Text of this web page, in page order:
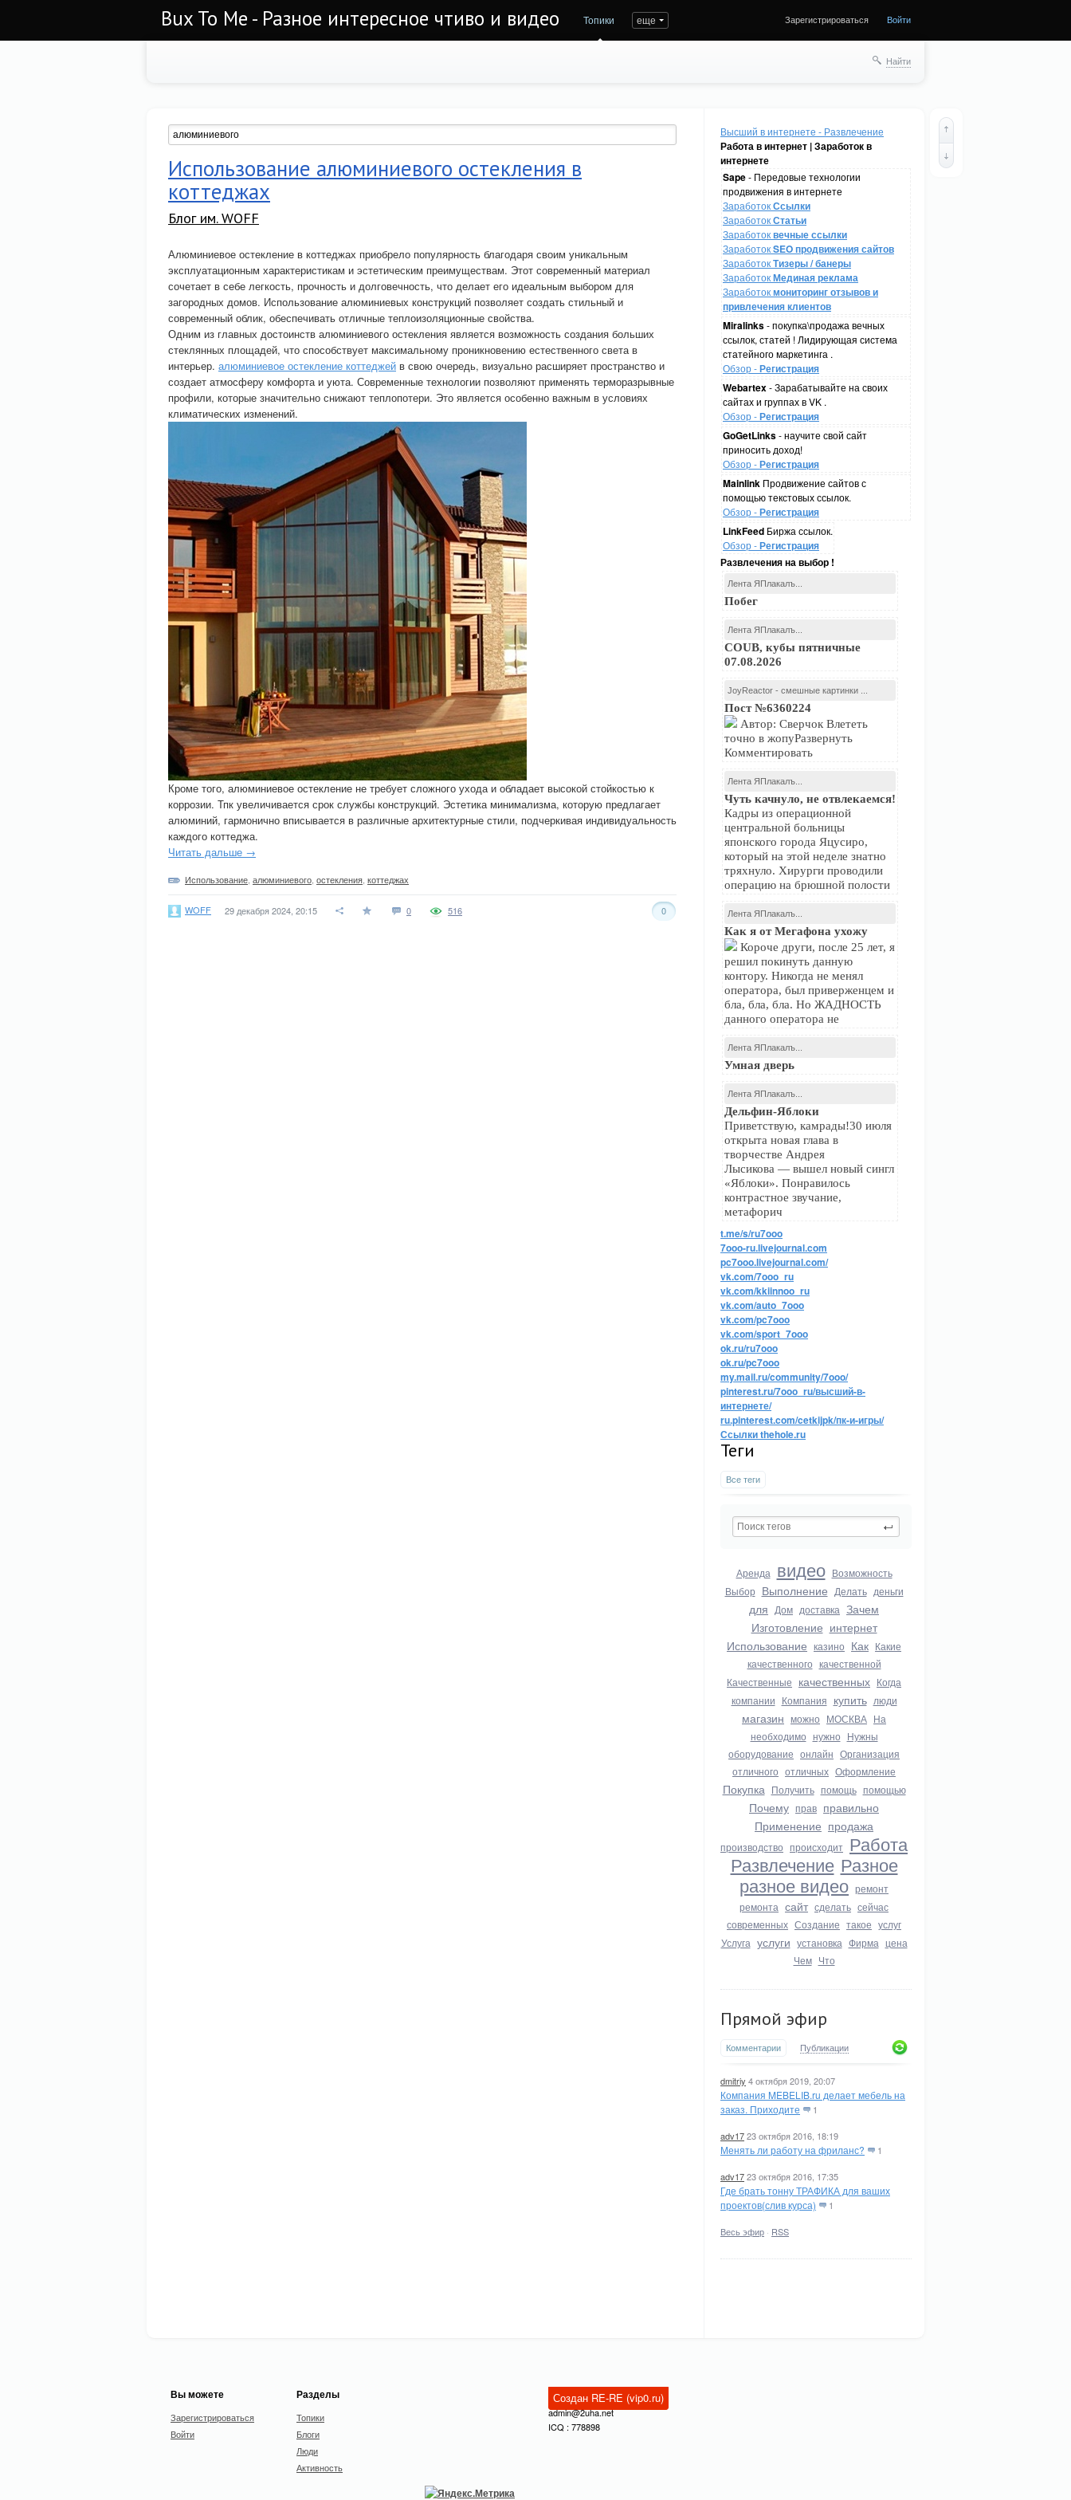
Bux To Me - Разное интересное чтиво и видео Топики еще Зарегистрироваться Войти
Найти
Высший в интернете - Развлечение
Работа в интернет | Заработок в
интернете
Sape- Передовые технологии
продвижения в интернете
ЗаработокСсылки
ЗаработокСтатьи
Заработоквечные ссылки
ЗаработокSEO продвижения сайтов
ЗаработокТизеры / банеры
ЗаработокМединая реклама
Заработокмониторинг отзывов и
привлечения клиентов
Miralinks- покупка\продажа вечных
ссылок, статей ! Лидирующая система
статейного маркетинга .
Обзор -Регистрация
Webartex- Зарабатывайте на своих
сайтах и группах в VK .
Обзор -Регистрация
GoGetLinks- научите свой сайт
приносить доход!
Обзор -Регистрация
Mainlink Продвижение сайтов с
помощью текстовых ссылок.
Обзор -Регистрация
LinkFeed Биржа ссылок.
Обзор -Регистрация
Развлечения на выбор !
Лента ЯПлакалъ...
Побег
Лента ЯПлакалъ...
COUB, кубы пятничные
07.08.2026
JoyReactor - смешные картинки ...
Пост №6360224
Автор: Сверчок Влететь
точно в жопуРазвернуть
Комментировать
Лента ЯПлакалъ...
Чуть качнуло, не отвлекаемся!
Кадры из операционной
центральной больницы
японского города Яцусиро,
который на этой неделе знатно
тряхнуло. Хирурги проводили
операцию на брюшной полости
Лента ЯПлакалъ...
Как я от Мегафона ухожу
Короче други, после 25 лет, я
решил покинуть данную
контору. Никогда не менял
оператора, был приверженцем и
бла, бла, бла. Но ЖАДНОСТЬ
данного оператора не
Лента ЯПлакалъ...
Умная дверь
Лента ЯПлакалъ...
Дельфин-Яблоки
Приветствую, камрады!30 июля
открыта новая глава в
творчестве Андрея
Лысикова — вышел новый сингл
«Яблоки». Понравилось
контрастное звучание,
метафорич
t.me/s/ru7ooo
7ooo-ru.livejournal.com
pc7ooo.livejournal.com/
vk.com/7ooo_ru
vk.com/kkiinnoo_ru
vk.com/auto_7ooo
vk.com/pc7ooo
vk.com/sport_7ooo
ok.ru/ru7ooo
ok.ru/pc7ooo
my.mail.ru/community/7ooo/
pinterest.ru/7ooo_ru/высший-в-
интернете/
ru.pinterest.com/cetkijpk/пк-и-игры/
Ссылки thehole.ru
Теги
Все теги
Аренда видео Возможность
Выбор Выполнение Делать деньги
для Дом доставка Зачем
Изготовление интернет
Использование казино Как Какие
качественного качественной
Качественные качественных Когда
компании Компания купить люди
магазин можно МОСКВА На
необходимо нужно Нужны
оборудование онлайн Организация
отличного отличных Оформление
Покупка Получить помощь помощью
Почему прав правильно
Применение продажа
производство происходит Работа
Развлечение Разное
разное видео ремонт
ремонта сайт сделать сейчас
современных Создание такое услуг
Услуга услуги установка Фирма цена
Чем Что
Прямой эфир
Комментарии Публикации
dmitriy 4 октября 2019, 20:07
Компания MEBELIB.ru делает мебель на
заказ. Приходите
1
adv1723 октября 2016, 18:19
Менять ли работу на фриланс? 1
adv1723 октября 2016, 17:35
Где брать тонну ТРАФИКА для ваших
проектов(слив курса)
1
Весь эфир · RSS
Использование алюминиевого остекления в
коттеджах
Блог им. WOFF
Алюминиевое остекление в коттеджах приобрело популярность благодаря своим уникальным
эксплуатационным характеристикам и эстетическим преимуществам. Этот современный материал
сочетает в себе легкость, прочность и долговечность, что делает его идеальным выбором для
загородных домов. Использование алюминиевых конструкций позволяет создать стильный и
современный облик, обеспечивать отличные теплоизоляционные свойства.
Одним из главных достоинств алюминиевого остекления является возможность создания больших
стеклянных площадей, что способствует максимальному проникновению естественного света в
интерьер. алюминиевое остекление коттеджей в свою очередь, визуально расширяет пространство и
создает атмосферу комфорта и уюта. Современные технологии позволяют применять терморазрывные
профили, которые значительно снижают теплопотери. Это является особенно важным в условиях
климатических изменений.
Кроме того, алюминиевое остекление не требует сложного ухода и обладает высокой стойкостью к
коррозии. Тпк увеличивается срок службы конструкций. Эстетика минимализма, которую предлагает
алюминий, гармонично вписывается в различные архитектурные стили, подчеркивая индивидуальность
каждого коттеджа.
Читать дальше →
Использование алюминиевого остекления коттеджах
WOFF 29 декабря 2024, 20:15 0 0
516
Вы можете
Зарегистрироваться
Войти
Разделы
Топики
Блоги
Люди
Активность
Создан RE-RE (vip0.ru)
admin@2uha.net
ICQ : 778898